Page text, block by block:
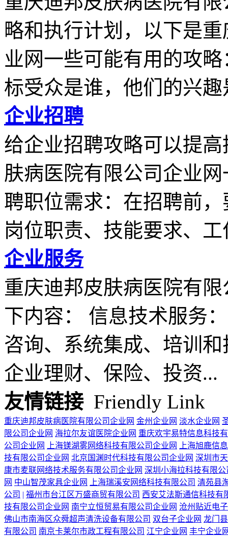
略和执行计划，以下是
业网一些可能有用的攻
标受众是谁，他们的兴趣
企业招聘
给企业招聘攻略可以提
肤病医院有限公司企业
聘职位需求：在招聘前
岗位职责、技能要求、工
企业服务
重庆迪邦皮肤病医院有
下内容： 信息技术服务
咨询、系统集成、培训
企业理财、保险、投资...
友情链接Friendly Link
重庆迪邦皮肤病医院有限公司企业网 金州企业网 淡水企业网
限公司企业网 海拉尔友谊医院企业网 重庆欢宇易特信息科技
公司企业网
上海镁湖雾网络科技有限公司企业网
上海旭鹿信
技有限公司企业网 北京国渊时代科技有限公司企业网 深圳市
康市麦联网络技术服务有限公司企业网 深圳小海拉科技有限公
网 中山智茂家具企业网 上海瑞溪安网络科技有限公司 清苑县
公司 | 福州市台江区万盛商贸有限公司 西安艾法斯通信科技有
技有限公司企业网 南宁立恒贸易有限公司企业网 沧州贴近电
佛山市南海区众舜超声清洗设备有限公司 双台子企业网 龙门
有限公司 南京卡莱尔市政工程有限公司 江宁企业网 丰宁企业